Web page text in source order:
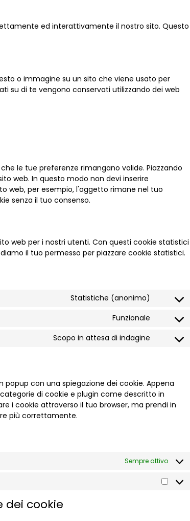
ed interattivamente il nostro sito. Questo
o immagine su un sito che viene usato per
su di te vengono conservati utilizzando dei web
le tue preferenze rimangano valide. Piazzando
web. In questo modo non devi inserire
web, per esempio, l'oggetto rimane nel tuo
senza il tuo consenso.
web per i nostri utenti. Con questi cookie statistici
il tuo permesso per piazzare cookie statistici.
Statistiche (anonimo)
Funzionale
Scopo in attesa di indagine
con una spiegazione dei cookie. Appena
di cookie e plugin come descritto in
i cookie attraverso il tuo browser, ma prendi in
più correttamente.
Sempre attivo
dei cookie